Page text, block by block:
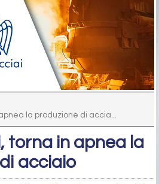
la produzione di accia...
torna in apnea la
acciaio